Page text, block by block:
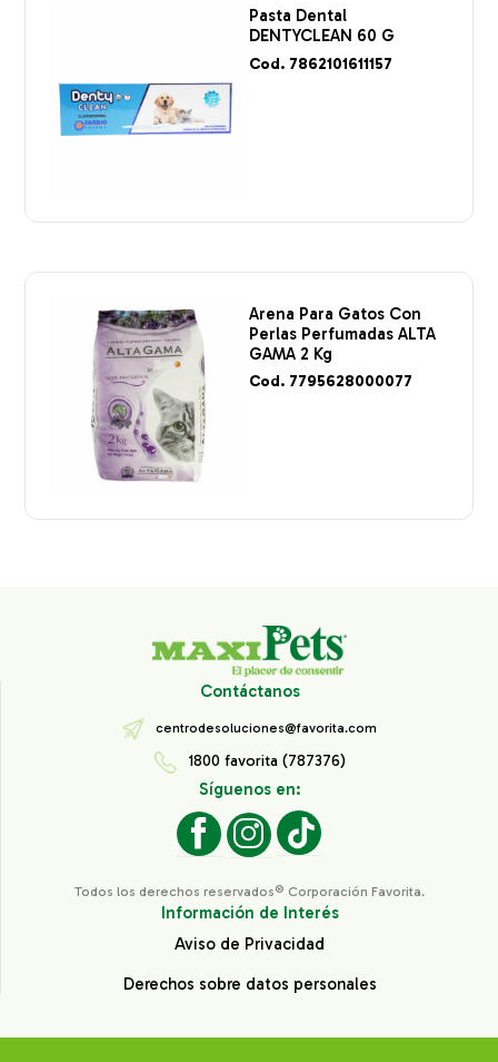
Pasta Dental
DENTYCLEAN 60 G
Cod. 7862101611157
Arena Para Gatos Con
Perlas Perfumadas ALTA
GAMA 2 Kg
Cod. 7795628000077
Contáctanos
centrodesoluciones@favorita.com
1800 favorita (787376)
Síguenos en:
Todos los derechos reservados® Corporación Favorita.
Información de Interés
Aviso de Privacidad
Derechos sobre datos personales